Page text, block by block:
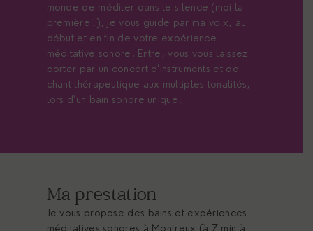
monde de méditer dans le silence (moi la
première !), je vous guide par ma voix, au
début et en fin de votre expérience
méditative sonore. Entre, vous vous laissez
porter par un concert d’instruments et de
chant thérapeutique aux multiples tonalités,
lors d’un bain sonore unique.
Ma prestation
Je vous propose des bains et expériences
méditatives sonores à Montreux (à 7 min à